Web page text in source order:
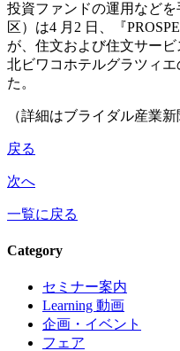
投資ファンドの運用などを
区）は4 月2 日、『
が、住文および住文サービ
北ビワコホテルグラツィ
た。
（詳細はブライダル産業
戻る
次へ
一覧に戻る
Category
セミナー案内
Learning 動画
企画・イベント
フェア